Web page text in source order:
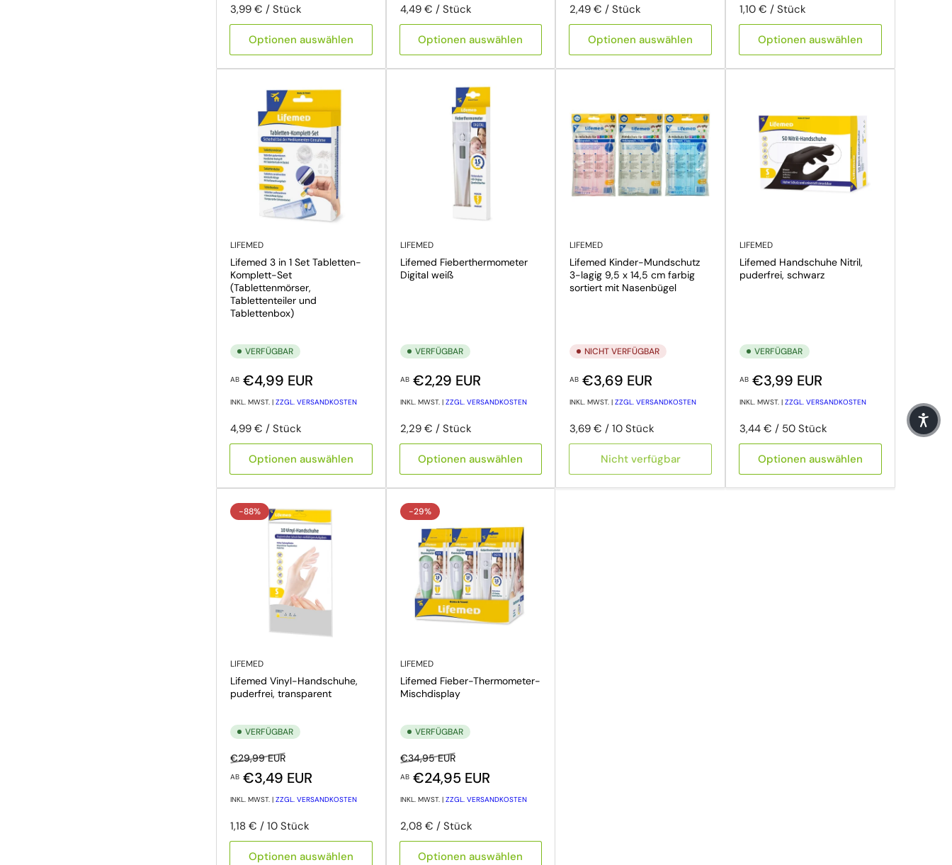
Preis pro Einheit
3,99 € / pro
Stück
Optionen auswählen
Preis pro Einheit
4,49 € / pro
Stück
Optionen auswählen
Preis pro Einheit
2,49 € / pro
Stück
Optionen auswählen
Preis pro Einheit
1,10 € / pro
Stück
Optionen auswählen
LIFEMED
Lifemed 3 in 1 Set Tabletten-
Komplett-Set
(Tablettenmörser,
Tablettenteiler und
Tablettenbox)
VERFÜGBAR
Normaler Preis
AB€4,99 EUR
INKL. MWST. | ZZGL. VERSANDKOSTEN
Preis pro Einheit
4,99 € / pro
Stück
Optionen auswählen
LIFEMED
Lifemed Fieberthermometer
Digital weiß
VERFÜGBAR
Normaler Preis
AB€2,29 EUR
INKL. MWST. | ZZGL. VERSANDKOSTEN
Preis pro Einheit
2,29 € / pro
Stück
Optionen auswählen
LIFEMED
Lifemed Kinder-Mundschutz
3-lagig 9,5 x 14,5 cm farbig
sortiert mit Nasenbügel
NICHT VERFÜGBAR
Normaler Preis
AB €3,69 EUR
INKL. MWST. |ZZGL. VERSANDKOSTEN
Preis pro Einheit
3,69 € / pro
10 Stück
Nicht verfügbar
LIFEMED
Lifemed Handschuhe Nitril,
puderfrei, schwarz
VERFÜGBAR
Normaler Preis
AB €3,99 EUR
INKL. MWST. |ZZGL. VERSANDKOSTEN
Preis pro Einheit
3,44 € / pro
50 Stück
Optionen auswählen
-88%
LIFEMED
Lifemed Vinyl-Handschuhe,
puderfrei, transparent
VERFÜGBAR
Normaler Preis
€29,99 EURAusverkaufspreis
AB€3,49 EUR
INKL. MWST. | ZZGL. VERSANDKOSTEN
Preis pro Einheit
1,18 € / pro
10 Stück
Optionen auswählen
-29%
LIFEMED
Lifemed Fieber-Thermometer-
Mischdisplay
VERFÜGBAR
Normaler Preis
€34,95 EURAusverkaufspreis
AB€24,95 EUR
INKL. MWST. | ZZGL. VERSANDKOSTEN
Preis pro Einheit
2,08 € / pro
Stück
Optionen auswählen